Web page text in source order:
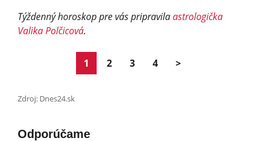
Týždenný horoskop pre vás pripravilaastrologička
Valika Polčicová.
1 2 3 4 >
Zdroj: Dnes24.sk
Odporúčame